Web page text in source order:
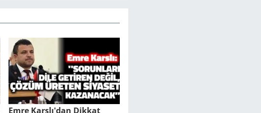
Emre Karslı'dan Dikkat